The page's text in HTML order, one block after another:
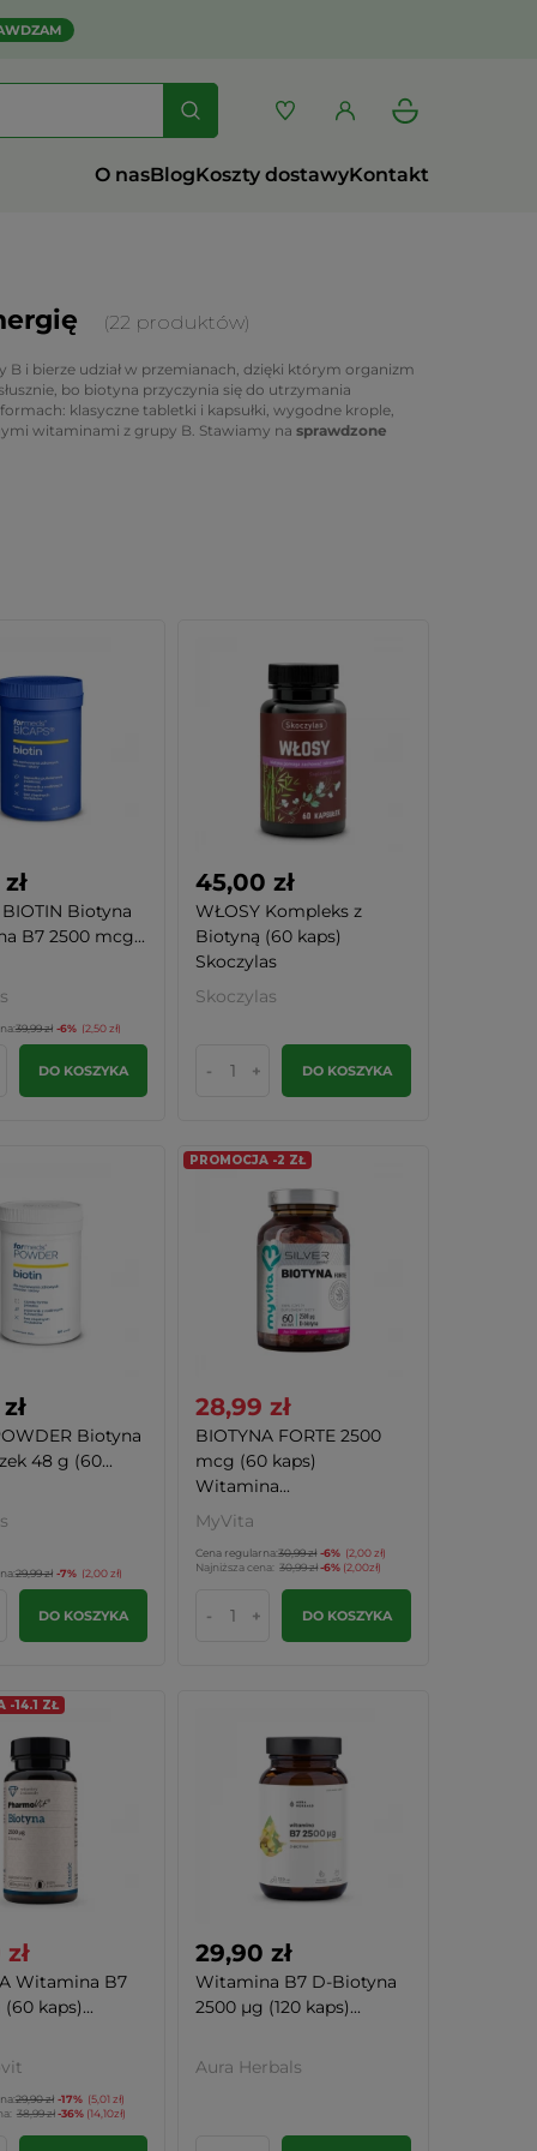
O nasBlogKoszty dostawyKontakt
(22 produktów)
i bierze udział w przemianach, dzięki którym organizm
bo biotyna przyczynia się do utrzymania
klasyczne tabletki i kapsułki, wygodne krople,
witaminami z grupy B. Stawiamy na sprawdzone
BIOTIN Biotyna
B7 2500 mcg...
39,99 zł-6% (2,50 zł)
DO KOSZYKA
45,00 zł
WŁOSY Kompleks z
Biotyną (60 kaps)
Skoczylas
Skoczylas
- + DO KOSZYKA
Biotyna
48 g (60...
29,99 zł-7% (2,00 zł)
DO KOSZYKA
PROMOCJA -2 ZŁ
28,99 zł
BIOTYNA FORTE 2500
mcg (60 kaps)
Witamina...
MyVita
Cena regularna:30,99 zł-6% (2,00 zł)
Najniższa cena: 30,99 zł-6% (2,00zł)
- + DO KOSZYKA
-14.1 ZŁ
Witamina B7
kaps)...
29,90 zł-17% (5,01 zł)
38,99 zł -36%(14,10zł)
29,90 zł
Witamina B7 D-Biotyna
2500 µg (120 kaps)...
Aura Herbals